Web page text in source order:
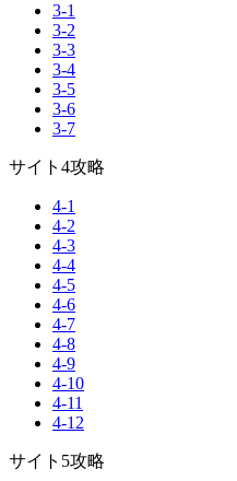
3-1
3-2
3-3
3-4
3-5
3-6
3-7
サイト4攻略
4-1
4-2
4-3
4-4
4-5
4-6
4-7
4-8
4-9
4-10
4-11
4-12
サイト5攻略